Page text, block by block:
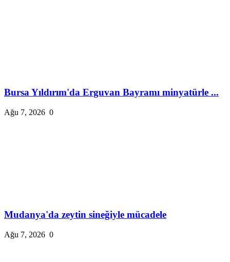
Bursa Yıldırım'da Erguvan Bayramı minyatürle ...
Ağu 7, 2026 0
Mudanya'da zeytin sineğiyle mücadele
Ağu 7, 2026 0